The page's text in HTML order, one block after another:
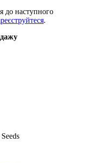
до наступного
.